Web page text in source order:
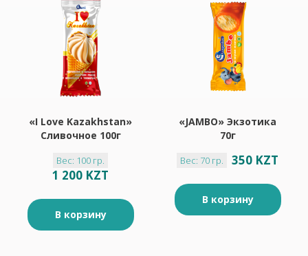
«I Love Kazakhstan»
Сливочное 100г
Вес: 100 гр.
1 200 KZT
В корзину
«JAMBO» Экзотика
70г
Вес: 70 гр. 350 KZT
В корзину